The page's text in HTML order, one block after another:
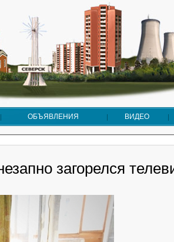
ОБЪЯВЛЕНИЯ ВИДЕО
загорелся